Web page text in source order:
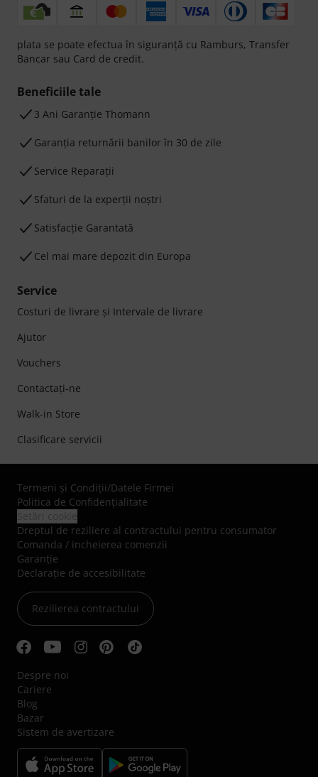
plata se poate efectua în siguranță cu Ramburs, Transfer
Bancar sau Card de credit.
Beneficiile tale
3 Ani Garanție Thomann
Garanţia returnării banilor în 30 de zile
Service Reparații
Sfaturi de la experții noștri
Satisfacție Garantată
Cel mai mare depozit din Europa
Service
Costuri de livrare şi Intervale de livrare
Ajutor
Vouchers
Contactaţi-ne
Walk-in Store
Clasificare servicii
Termeni şi Condiţii/Datele Firmei
Politica de Confidenţialitate
Dreptul de reziliere al contractului pentru consumator
Comanda / incheierea comenzii
Garanție
Declarație de accesibilitate
Rezilierea contractului
Despre noi
Cariere
Blog
Bazar
Sistem de avertizare